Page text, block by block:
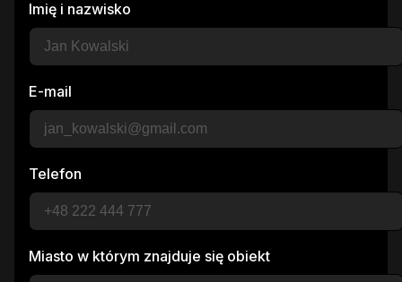
Imię i nazwisko
E-mail
Telefon
Miasto w którym znajduje się obiekt